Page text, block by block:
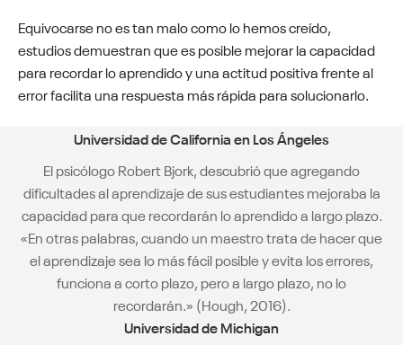
Equivocarse no es tan malo como lo hemos creído,
estudios demuestran que es posible mejorar la capacidad
para recordar lo aprendido y una actitud positiva frente al
error facilita una respuesta más rápida para solucionarlo.
Universidad de California en Los Ángeles
El psicólogo Robert Bjork, descubrió que agregando
dificultades al aprendizaje de sus estudiantes mejoraba la
capacidad para que recordarán lo aprendido a largo plazo.
«En otras palabras, cuando un maestro trata de hacer que
el aprendizaje sea lo más fácil posible y evita los errores,
funciona a corto plazo, pero a largo plazo, no lo
recordarán.» (Hough, 2016).
Universidad de Michigan